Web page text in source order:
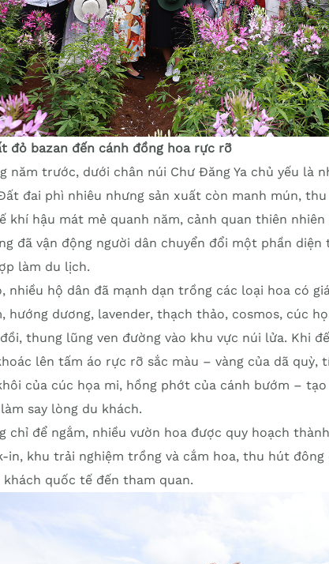
đỏ bazan đến cánh đồng hoa rực rỡ
năm trước, dưới chân núi Chư Đăng Ya chủ yếu là
đai phì nhiêu nhưng sản xuất còn manh mún,
khí hậu mát mẻ quanh năm, cảnh quan thiên
đã vận động người dân chuyển đổi một phần
làm du lịch.
nhiều hộ dân đã mạnh dạn trồng các loại hoa có
hướng dương, lavender, thạch thảo, cosmos, cúc
thung lũng ven đường vào khu vực núi lửa. Khi
lên tấm áo rực rỡ sắc màu – vàng của dã quỳ,
của cúc họa mi, hồng phớt của cánh bướm –
say lòng du khách.
chỉ để ngắm, nhiều vườn hoa được quy hoạch
in, khu trải nghiệm trồng và cắm hoa, thu hút đông
khách quốc tế đến tham quan.